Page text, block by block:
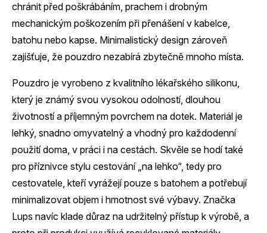
chránit před poškrábáním, prachem i drobným
mechanickým poškozením při přenášení v kabelce,
batohu nebo kapse. Minimalistický design zároveň
zajišťuje, že pouzdro nezabírá zbytečně mnoho místa.
Pouzdro je vyrobeno z kvalitního lékařského silikonu,
který je známý svou vysokou odolností, dlouhou
životností a příjemným povrchem na dotek. Materiál je
lehký, snadno omyvatelný a vhodný pro každodenní
použití doma, v práci i na cestách. Skvěle se hodí také
pro příznivce stylu cestování „na lehko“, tedy pro
cestovatele, kteří vyrážejí pouze s batohem a potřebují
minimalizovat objem i hmotnost své výbavy. Značka
Lups navíc klade důraz na udržitelný přístup k výrobě, a